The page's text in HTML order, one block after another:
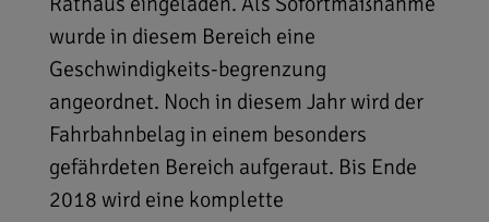
wurde in diesem Bereich eine
Geschwindigkeits-begrenzung
angeordnet. Noch in diesem Jahr wird der
Fahrbahnbelag in einem besonders
gefährdeten Bereich aufgeraut. Bis Ende
2018 wird eine komplette